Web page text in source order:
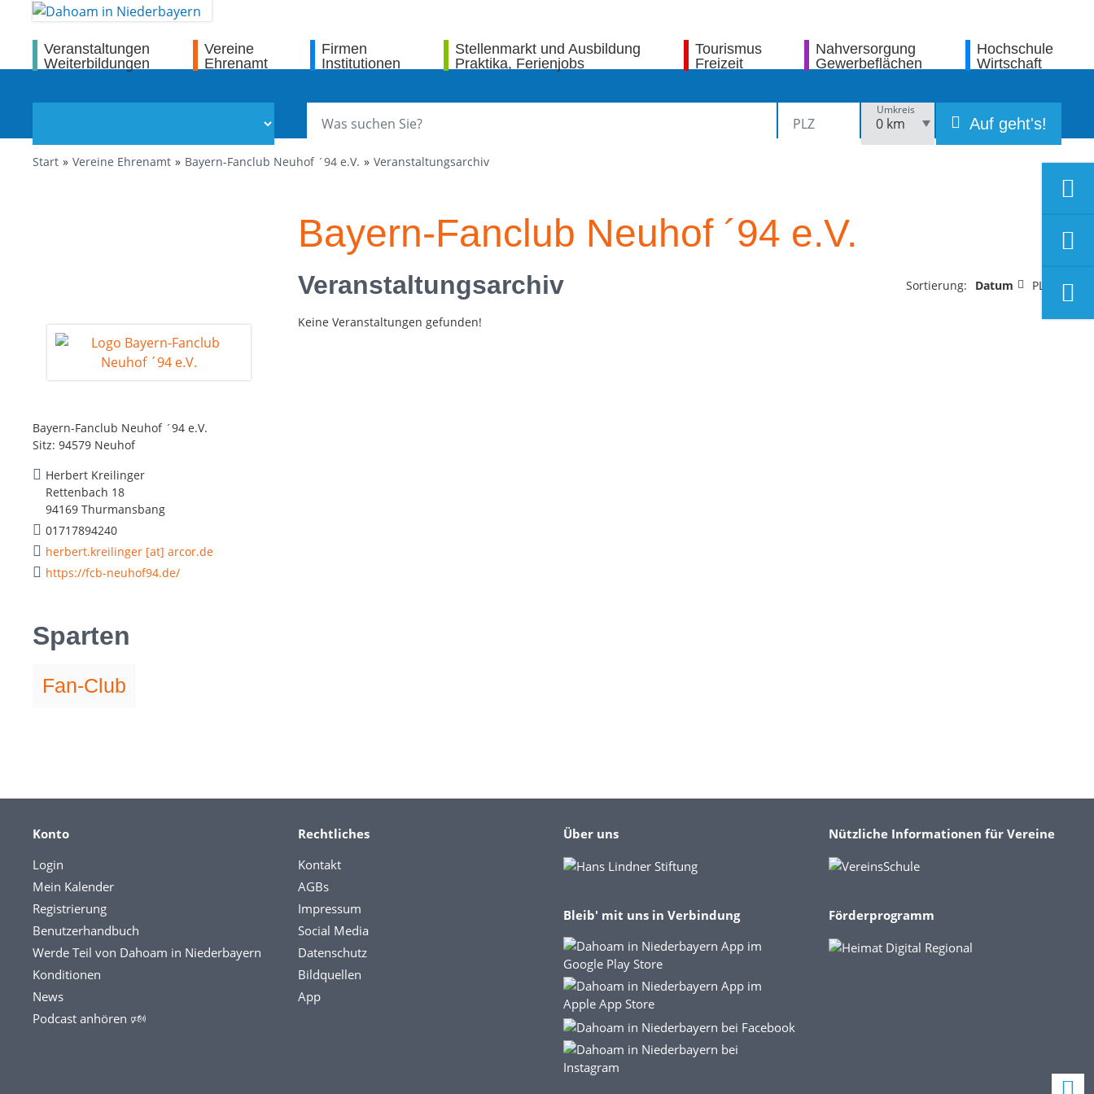
Veranstaltungen
Weiterbildungen
Vereine
Ehrenamt
Firmen
Institutionen
Stellenmarkt und Ausbildung
Praktika, Ferienjobs
Tourismus
Freizeit
Nahversorgung
Gewerbeflächen
Hochschule
Wirtschaft
Umkreis
Auf geht's!
Start Vereine Ehrenamt Bayern-Fanclub Neuhof ´94 e.V. Veranstaltungsarchiv
Bayern-Fanclub Neuhof ´94 e.V.
Sitz: 94579 Neuhof
Herbert Kreilinger
Rettenbach 18
94169 Thurmansbang
01717894240
herbert.kreilinger [at] arcor.de
https://fcb-neuhof94.de/
Sparten
Fan-Club
Bayern-Fanclub Neuhof ´94 e.V.
Veranstaltungsarchiv Sortierung: Datum PLZ
Keine Veranstaltungen gefunden!
Konto
Login
Mein Kalender
Registrierung
Benutzerhandbuch
Werde Teil von Dahoam in Niederbayern
Konditionen
News
Podcast anhören 🕬
Rechtliches
Kontakt
AGBs
Impressum
Social Media
Datenschutz
Bildquellen
App
Über uns
Bleib' mit uns in Verbindung
Nützliche Informationen für Vereine
Förderprogramm